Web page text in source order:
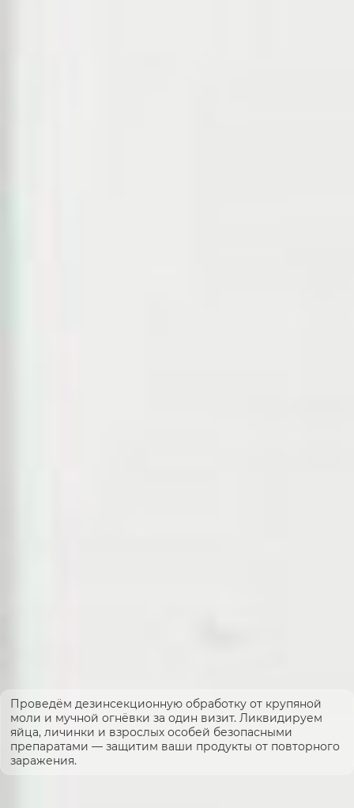
Проведём дезинсекционную обработку от крупяной
моли и мучной огнёвки за один визит. Ликвидируем
яйца, личинки и взрослых особей безопасными
препаратами — защитим ваши продукты от повторного
заражения.